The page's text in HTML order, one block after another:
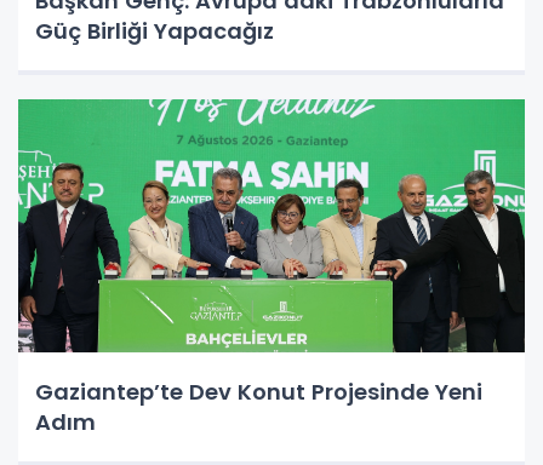
Güç Birliği Yapacağız
Gaziantep’te Dev Konut Projesinde Yeni
Adım